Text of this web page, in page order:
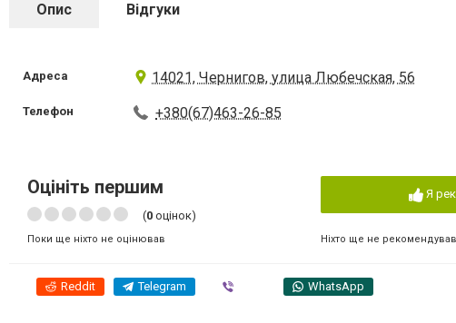
Опис Відгуки
Адреса 14021, Чернигов, улица Любечская, 56
Телефон +380(67)463-26-85
Оцініть першим
(0 оцінок)
Поки ще ніхто не оцінював
Я
Ніхто ще не рекомендував
Reddit Telegram WhatsApp